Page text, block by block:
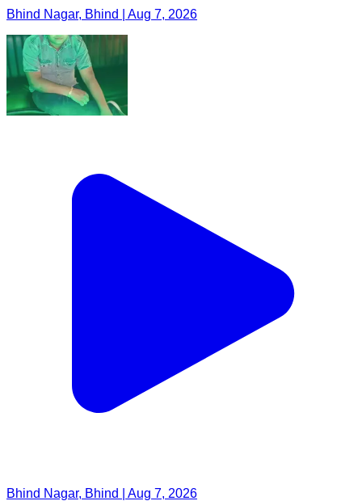
Bhind Nagar, Bhind | Aug 7, 2026
Bhind Nagar, Bhind | Aug 7, 2026